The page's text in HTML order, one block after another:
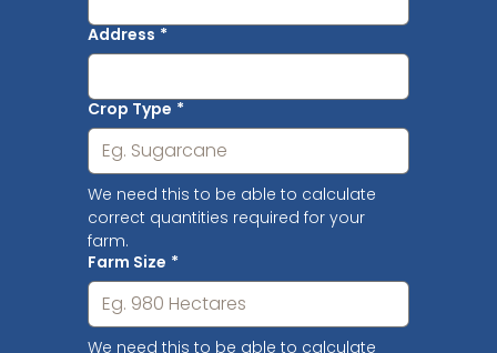
Address *
Crop Type *
We need this to be able to calculate
correct quantities required for your
farm.
Farm Size *
We need this to be able to calculate